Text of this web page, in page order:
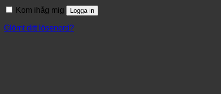
Kom ihåg mig Logga in
Glömt ditt lösenord?